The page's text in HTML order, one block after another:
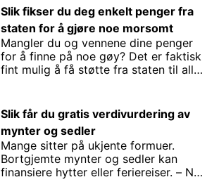
Slik fikser du deg enkelt penger fra
staten for å gjøre noe morsomt
Mangler du og vennene dine penger
for å finne på noe gøy? Det er faktisk
fint mulig å få støtte fra staten til alle
oppskriften for hvordan du enkelt
fikser penger fra det offentlige.
Slik får du gratis verdivurdering av
mynter og sedler
Mange sitter på ukjente formuer.
Bortgjemte mynter og sedler kan
finansiere hytter eller feriereiser. – Nå